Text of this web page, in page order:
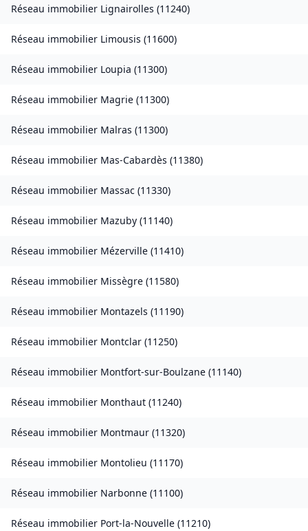
Réseau immobilier Lignairolles (11240)
Réseau immobilier Limousis (11600)
Réseau immobilier Loupia (11300)
Réseau immobilier Magrie (11300)
Réseau immobilier Malras (11300)
Réseau immobilier Mas-Cabardès (11380)
Réseau immobilier Massac (11330)
Réseau immobilier Mazuby (11140)
Réseau immobilier Mézerville (11410)
Réseau immobilier Missègre (11580)
Réseau immobilier Montazels (11190)
Réseau immobilier Montclar (11250)
Réseau immobilier Montfort-sur-Boulzane (11140)
Réseau immobilier Monthaut (11240)
Réseau immobilier Montmaur (11320)
Réseau immobilier Montolieu (11170)
Réseau immobilier Narbonne (11100)
Réseau immobilier Port-la-Nouvelle (11210)